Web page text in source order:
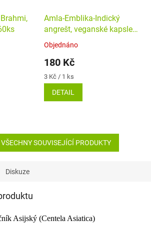
Amla-Emblika-Indický
angrešt, veganské kapsle
60ks
Průměrné
produktu
je
5,0
5
Objednáno
180 Kč
Měrná
cena:
3 Kč / 1 ks
DETAIL
SOUVISEJÍCÍ PRODUKTY
Diskuze
Asijský (Centela Asiatica)